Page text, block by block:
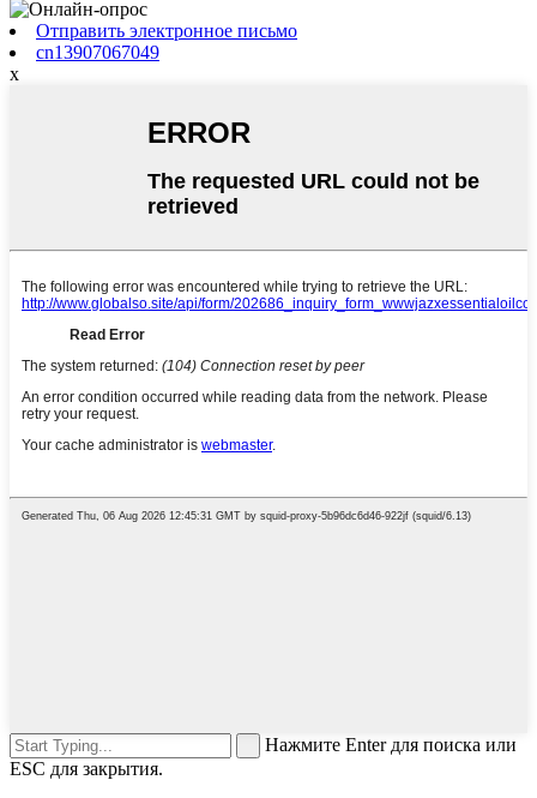
Отправить электронное письмо
cn13907067049
x
Нажмите Enter для поиска или
ESC для закрытия.